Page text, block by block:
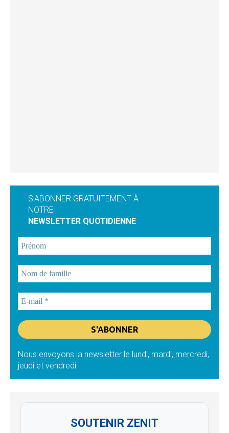
S'ABONNER GRATUITEMENT À
NOTRE
NEWSLETTER QUOTIDIENNE
Nous envoyons la newsletter le lundi, mardi, mercredi,
jeudi et vendredi
SOUTENIR ZENIT